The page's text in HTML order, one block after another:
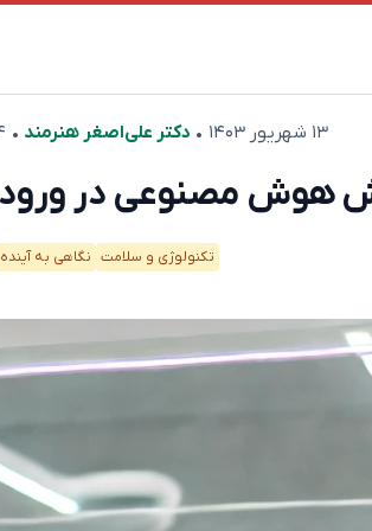
۱۳ شهریور ۱۴۰۳ •دکتر علی‌اصغر هنرمند • ۴ دقیقه مطالعه
تکنولوژی و سلامت نگاهی به آینده